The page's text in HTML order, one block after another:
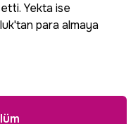
Yekta ise
para almaya